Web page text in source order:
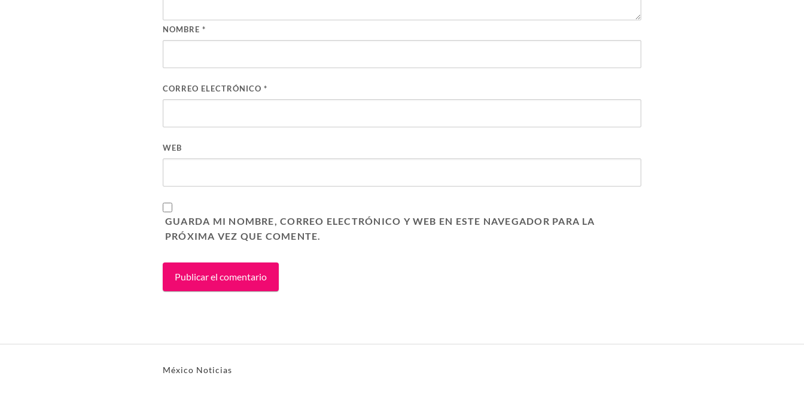
NOMBRE *
CORREO ELECTRÓNICO *
WEB
GUARDA MI NOMBRE, CORREO ELECTRÓNICO Y WEB EN ESTE NAVEGADOR PARA LA
PRÓXIMA VEZ QUE COMENTE.
México Noticias